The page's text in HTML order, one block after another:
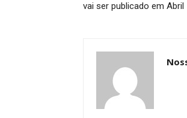
vai ser publicado em Abril